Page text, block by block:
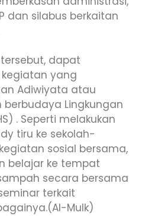
dan silabus berkaitan
dapat
yang
Adiwiyata atau
berbudaya Lingkungan
. Seperti melakukan
tiru ke sekolah-
sosial bersama,
belajar ke tempat
secara bersama
terkait
Mulk)